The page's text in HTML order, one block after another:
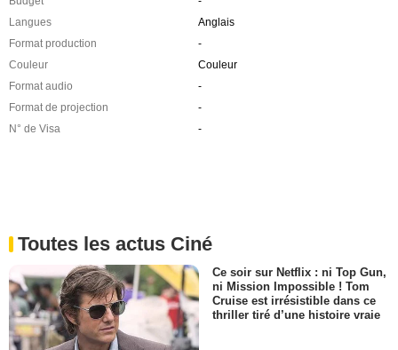
Langues
Anglais
Format production
-
Couleur
Couleur
Format audio
-
Format de projection
-
N° de Visa
-
Toutes les actus Ciné
Ce soir sur Netflix : ni Top Gun,
ni Mission Impossible ! Tom
Cruise est irrésistible dans ce
thriller tiré d’une histoire vraie